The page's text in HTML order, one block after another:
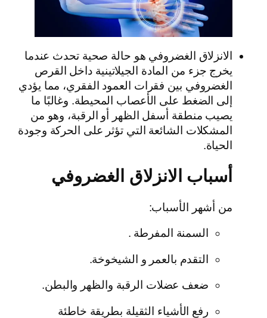
الانزلاق الغضروفي هو حالة صحية تحدث عندما
يخرج جزء من المادة الجيلاتينية داخل القرص
الغضروفي بين فقرات العمود الفقري، مما يؤدي
إلى الضغط على الأعصاب المحيطة. وغالبًا ما
يصيب منطقة أسفل الظهر أو الرقبة، وهو من
المشكلات الشائعة التي تؤثر على الحركة وجودة
الحياة.
أسباب الانزلاق الغضروفي
من أشهر الأسباب:
السمنة المفرطة .
التقدم بالعمر و الشيخوخة.
ضعف عضلات الرقبة والظهر والبطن.
رفع الأشياء الثقيلة بطريقة خاطئة